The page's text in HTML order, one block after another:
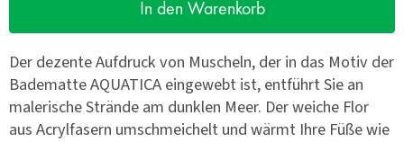
In den Warenkorb
Der dezente Aufdruck von Muscheln, der in das Motiv der
Badematte AQUATICA eingewebt ist, entführt Sie an
malerische Strände am dunklen Meer. Der weiche Flor
aus Acrylfasern umschmeichelt und wärmt Ihre Füße wie